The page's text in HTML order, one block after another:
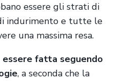
essere gli strati di
indurimento e tutte le
una massima resa.
essere fatta seguendo
, a seconda che la